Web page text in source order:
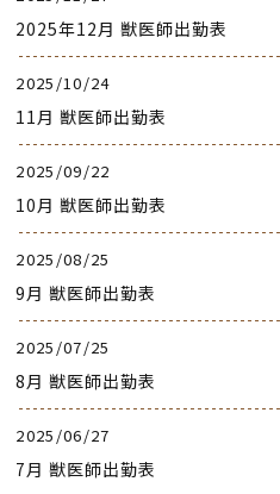
2025年12月 獣医師出勤表
2025/10/24
11月 獣医師出勤表
2025/09/22
10月 獣医師出勤表
2025/08/25
9月 獣医師出勤表
2025/07/25
8月 獣医師出勤表
2025/06/27
7月 獣医師出勤表